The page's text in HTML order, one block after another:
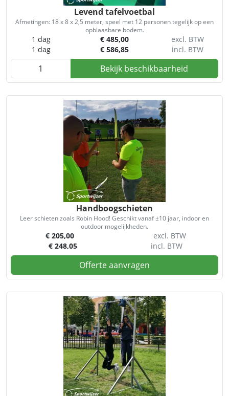
Levend tafelvoetbal
1 dag € 485,00
excl. BTW
1 dag
€ 586,85 incl. BTW
Afmetingen: 18 x 8 x 2,5 meter, speel met 12 personen tegelijk op een
opblaasbare bodem.
Bekijk beschikbaarheid
Handboogschieten
€ 205,00
excl. BTW
€ 248,05 incl. BTW
Leer schieten zoals Robin Hood! Geschikt vanaf ±10 jaar, indoor en
outdoor mogelijkheden.
Offerte aanvragen